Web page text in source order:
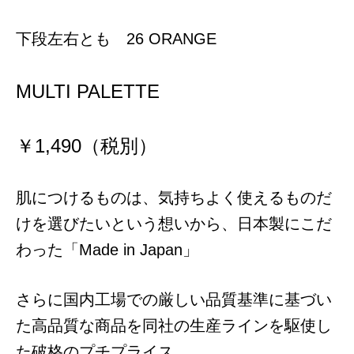
下段左右とも 26 ORANGE
MULTI PALETTE
￥1,490（税別）
肌につけるものは、気持ちよく使えるものだ
けを選びたいという想いから、日本製にこだ
わった「Made in Japan」
さらに国内工場での厳しい品質基準に基づい
た高品質な商品を同社の生産ラインを駆使し